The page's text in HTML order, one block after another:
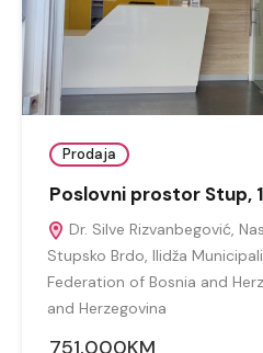
Prodaja
Poslovni prostor Stup,
Dr. Silve Rizvanbegović,
Stupsko Brdo, Ilidža
Federation of Bosnia and
and Herzegovina
751,000KM